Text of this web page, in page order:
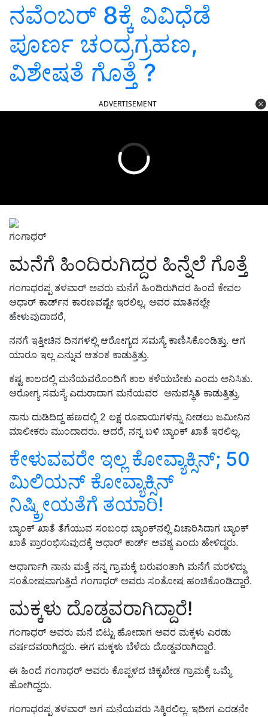
ನವೆಂಬರ್‌ 8ಕ್ಕೆ ವಿವಿಧೆಡೆ
ಪೂರ್ಣ ಚಂದ್ರಗ್ರಹಣ,
ವಿಶೇಷತೆ ಗೊತ್ತೆ ?
ADVERTISEMENT
ಗಂಗಾಧರ್‌
ಮನೆಗೆ ಹಿಂದಿರುಗಿದ್ದರ ಹಿನ್ನೆಲೆ ಗೊತ್ತೆ
ಗಂಗಾಧರಪ್ಪ ತಳವಾರ್ ಅವರು ಮನೆಗೆ ಹಿಂದಿರುಗಿದರ ಹಿಂದೆ ಕೇವಲ
ಆಧಾರ್‌ ಕಾರ್ಡ್‌ನ ಕಾರಣವಷ್ಟೇ ಇರಲಿಲ್ಲ. ಅವರ ಮಾತಿನಲ್ಲೇ
ಹೇಳುವುದಾದರೆ,
ನನಗೆ ಇತ್ತೀಚಿನ ದಿನಗಳಲ್ಲಿ ಆರೋಗ್ಯದ ಸಮಸ್ಯೆ ಕಾಣಿಸಿಕೊಂಡಿತ್ತು. ಆಗ
ಯಾರೂ ಇಲ್ಲ ಎನ್ನುವ ಆತಂಕ ಕಾಡುತ್ತಿತ್ತು.
ಕಷ್ಟ ಕಾಲದಲ್ಲಿ ಮನೆಯವರೊಂದಿಗೆ ಕಾಲ ಕಳೆಯಬೇಕು ಎಂದು ಅನಿಸಿತು.
ಆರೋಗ್ಯ ಸಮಸ್ಯೆ ಎದುರಾದಾಗ ಮನೆಯವರ ಅನುಪಸ್ಥಿತಿ ಕಾಡುತ್ತಿತ್ತು,
ನಾನು ದುಡಿದಿದ್ದ ಹಣದಲ್ಲಿ 2 ಲಕ್ಷ ರೂಪಾಯಿಗಳನ್ನು ನೀಡಲು ಜಮೀನಿನ
ಮಾಲೀಕರು ಮುಂದಾದರು. ಆದರೆ, ನನ್ನ ಬಳಿ ಬ್ಯಾಂಕ್‌ ಖಾತೆ ಇರಲಿಲ್ಲ.
ಕೇಳುವವರೇ ಇಲ್ಲ ಕೋವ್ಯಾಕ್ಸಿನ್‌; 50
ಮಿಲಿಯನ್‌ ಕೋವ್ಯಾಕ್ಸಿನ್‌
ನಿಷ್ಕ್ರೀಯತೆಗೆ ತಯಾರಿ!
ಬ್ಯಾಂಕ್ ಖಾತೆ ತೆಗೆಯುವ ಸಂಬಂಧ ಬ್ಯಾಂಕ್‌ನಲ್ಲಿ ವಿಚಾರಿಸಿದಾಗ ಬ್ಯಾಂಕ್‌
ಖಾತೆ ಪ್ರಾರಂಭಿಸುವುದಕ್ಕೆ ಆಧಾರ್‌ ಕಾರ್ಡ್‌ ಅವಶ್ಯ ಎಂದು ಹೇಳಿದ್ದರು.
ಆಧಾರ್ಗಾಗಿ ನಾನು ಮತ್ತೆ ನನ್ನ ಗ್ರಾಮಕ್ಕೆ ಬರುವಂತಾಗಿ ಮನೆಗೆ ಮರಳಿದ್ದು
ಸಂತೋಷವಾಗುತ್ತಿದೆ ಗಂಗಾಧರ್‌ ಅವರು ಸಂತೋಷ ಹಂಚಿಕೊಂಡಿದ್ದಾರೆ.
ಮಕ್ಕಳು ದೊಡ್ಡವರಾಗಿದ್ದಾರೆ!
ಗಂಗಾಧರ್‌ ಅವರು ಮನೆ ಬಿಟ್ಟು ಹೋದಾಗ ಅವರ ಮಕ್ಕಳು ಎರಡು
ವರ್ಷದವರಾಗಿದ್ದರು. ಈಗ ಮಕ್ಕಳು ಬೆಳೆದು ದೊಡ್ಡವರಾಗಿದ್ದಾರೆ.
ಈ ಹಿಂದೆ ಗಂಗಾಧರ್‌ ಅವರು ಕೊಪ್ಪಳದ ಚಿಕ್ಕಖೇಡ ಗ್ರಾಮಕ್ಕೆ ಒಮ್ಮೆ
ಹೋಗಿದ್ದರು.
ಗಂಗಾಧರಪ್ಪ ತಳವಾರ್ ಆಗ ಮನೆಯವರು ಸಿಕ್ಕಿರಲಿಲ್ಲ. ಇದೀಗ ಎರಡನೇ